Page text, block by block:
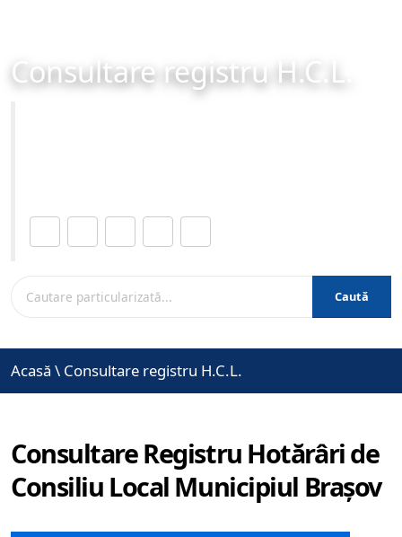
Consultare registru H.C.L.
Caută
Acasă \ Consultare registru H.C.L.
Consultare Registru Hotărâri de
Consiliu Local Municipiul Brașov